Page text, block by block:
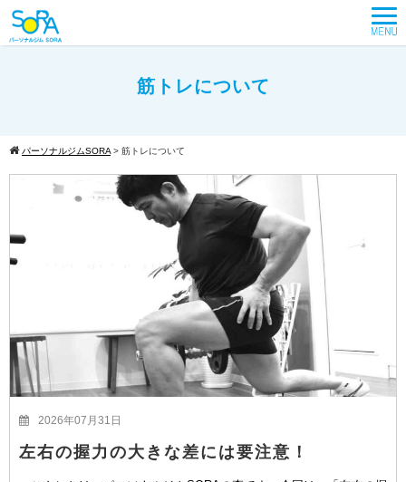
筋トレについて
パーソナルジムSORA > 筋トレについて
2026年07月31日
左右の握力の大きな差には要注意！